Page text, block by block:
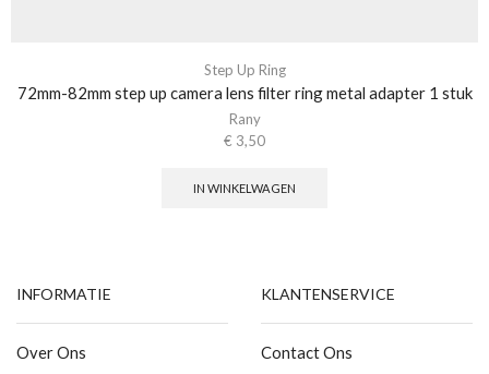
Step Up Ring
72mm-82mm step up camera lens filter ring metal adapter 1 stuk
Rany
€ 3,50
IN WINKELWAGEN
INFORMATIE
Over Ons
KLANTENSERVICE
Contact Ons